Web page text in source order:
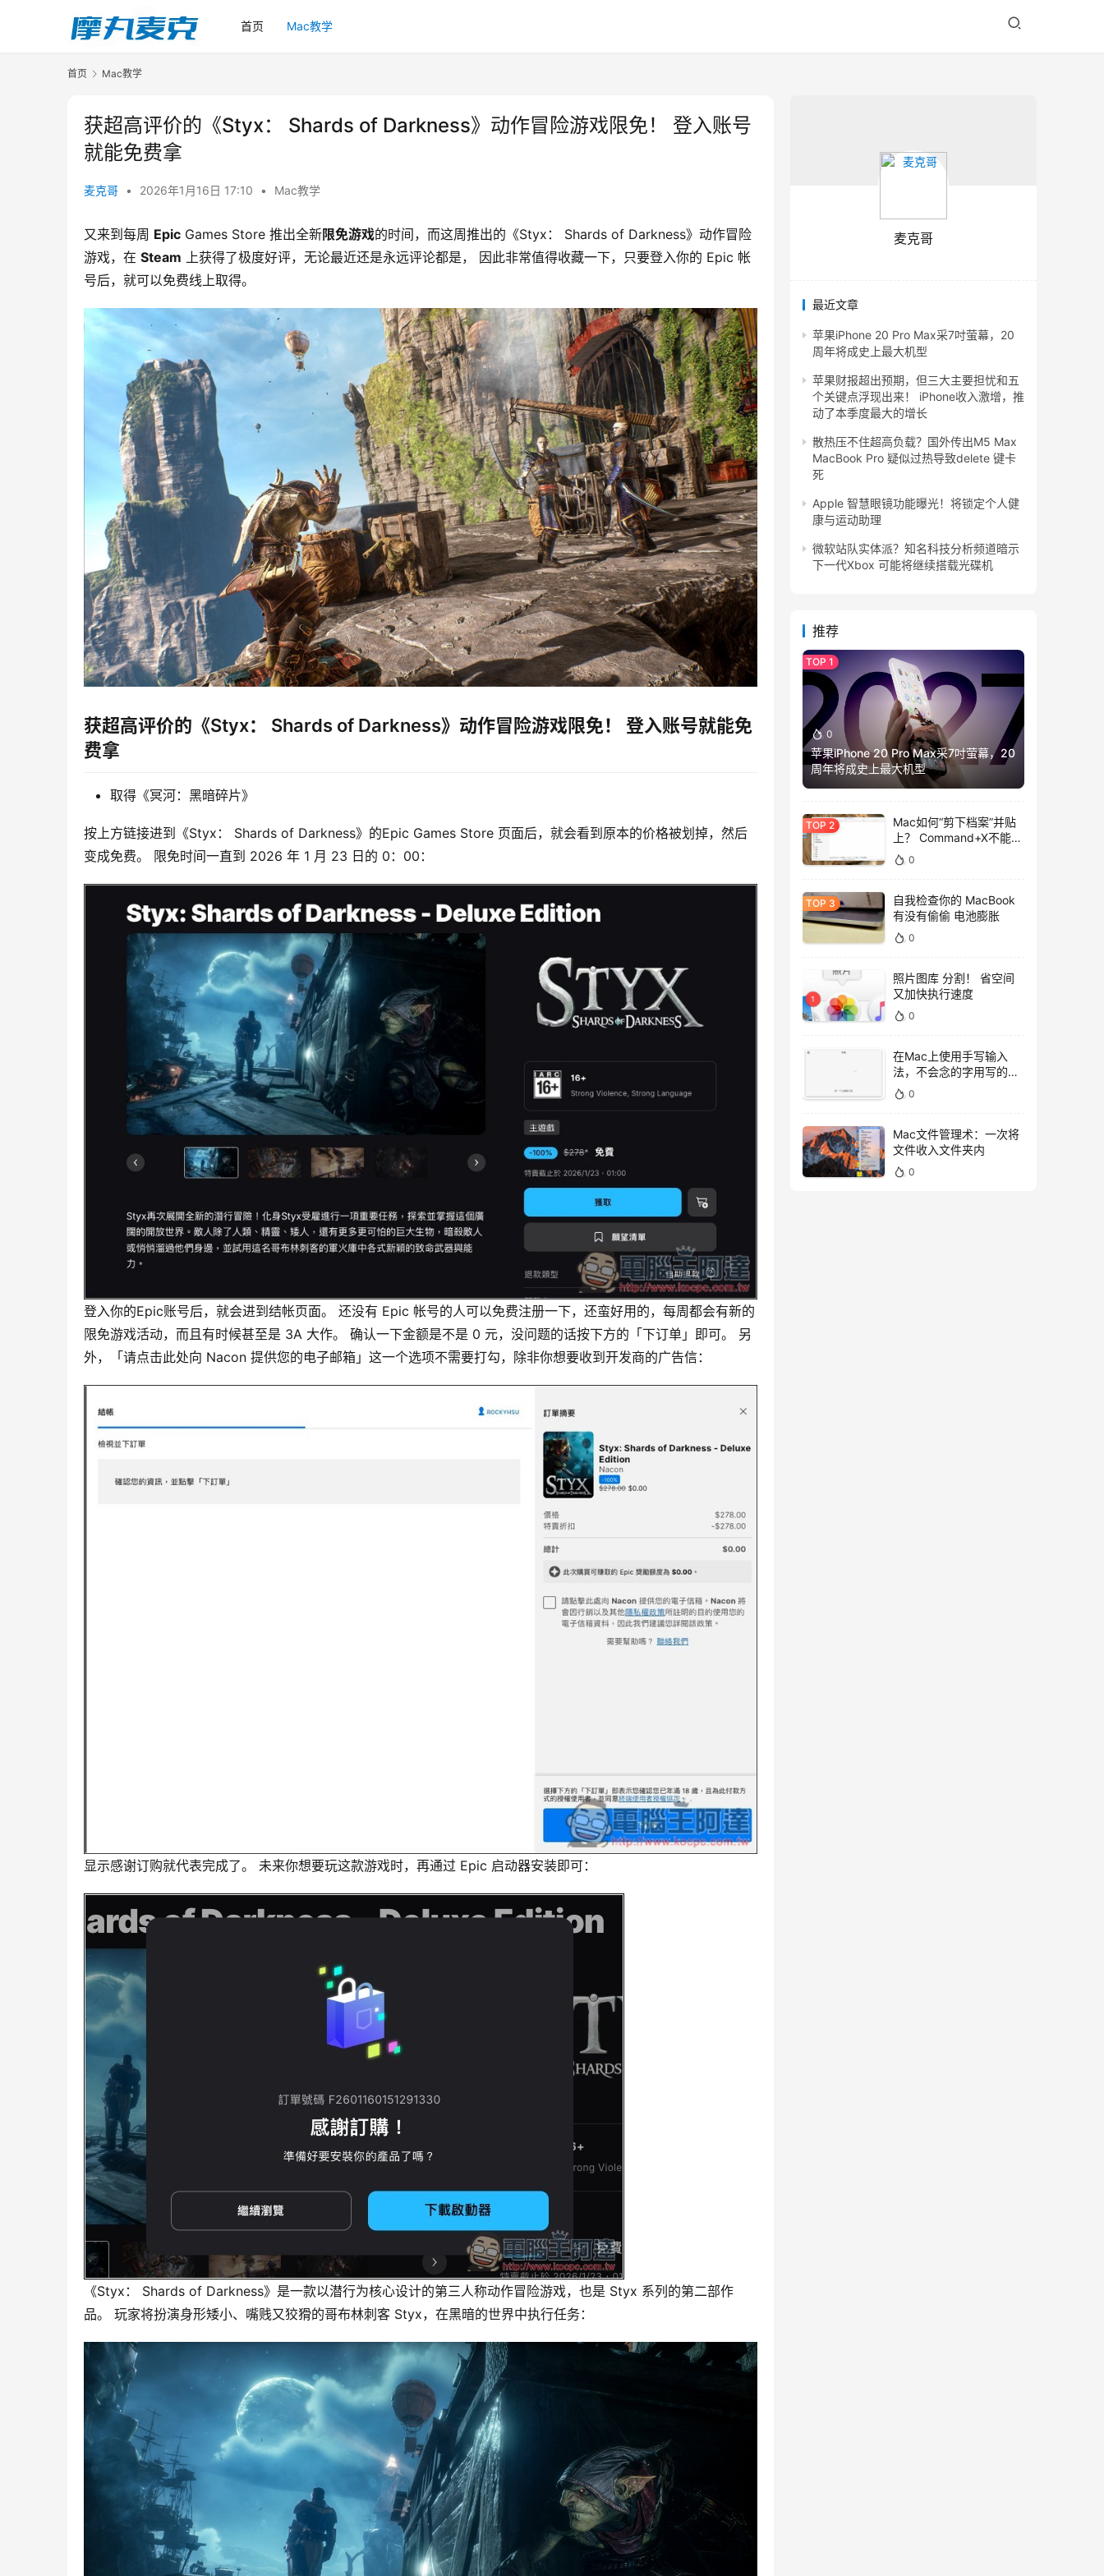
首页 Mac教学
首页 Mac教学
获超高评价的《Styx： Shards of Darkness》动作冒险游戏限免！ 登入账号
就能免费拿
麦克哥 • 2026年1月16日 17:10 • Mac教学
又来到每周 Epic Games Store 推出全新限免游戏的时间，而这周推出的《Styx： Shards of Darkness》动作冒险
游戏，在 Steam 上获得了极度好评，无论最近还是永远评论都是， 因此非常值得收藏一下，只要登入你的 Epic 帐
号后，就可以免费线上取得。
获超高评价的《Styx： Shards of Darkness》动作冒险游戏限免！ 登入账号就能免
费拿
取得《冥河：黑暗碎片》
按上方链接进到《Styx： Shards of Darkness》的Epic Games Store 页面后，就会看到原本的价格被划掉，然后
变成免费。 限免时间一直到 2026 年 1 月 23 日的 0：00：
登入你的Epic账号后，就会进到结帐页面。 还没有 Epic 帐号的人可以免费注册一下，还蛮好用的，每周都会有新的
限免游戏活动，而且有时候甚至是 3A 大作。 确认一下金额是不是 0 元，没问题的话按下方的「下订单」即可。 另
外，「请点击此处向 Nacon 提供您的电子邮箱」这一个选项不需要打勾，除非你想要收到开发商的广告信：
显示感谢订购就代表完成了。 未来你想要玩这款游戏时，再通过 Epic 启动器安装即可：
《Styx： Shards of Darkness》是一款以潜行为核心设计的第三人称动作冒险游戏，也是 Styx 系列的第二部作
品。 玩家将扮演身形矮小、嘴贱又狡猾的哥布林刺客 Styx，在黑暗的世界中执行任务：
麦克哥
最近文章
苹果iPhone 20 Pro Max采7吋萤幕，20
周年将成史上最大机型
苹果财报超出预期，但三大主要担忧和五
个关键点浮现出来！ iPhone收入激增，推
动了本季度最大的增长
散热压不住超高负载？国外传出M5 Max
MacBook Pro 疑似过热导致delete 键卡
死
Apple 智慧眼镜功能曝光！将锁定个人健
康与运动助理
微软站队实体派？知名科技分析频道暗示
下一代Xbox 可能将继续搭载光碟机
推荐
0
苹果iPhone 20 Pro Max采7吋萤幕，20
周年将成史上最大机型
Mac如何“剪下档案”并贴
上？ Command+X不能
用，用这招吧！
0
自我检查你的 MacBook
有没有偷偷 电池膨胀
0
照片图库 分割！ 省空间
又加快执行速度
0
在Mac上使用手写输入
法，不会念的字用写的就
好！
0
Mac文件管理术：一次将
文件收入文件夹内
0